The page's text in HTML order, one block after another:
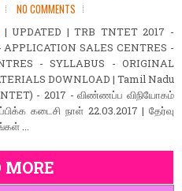
NO COMMENTS
| UPDATED | TRB TNTET 2017 -
SALES CENTRES -
- SYLLABUS - ORIGINAL
DOWNLOAD | Tamil Nadu
- 2017 - விண்ணப்ப விநியோகம்
கடைசி நாள் 22.03.2017 | தேர்வு
...
MORE